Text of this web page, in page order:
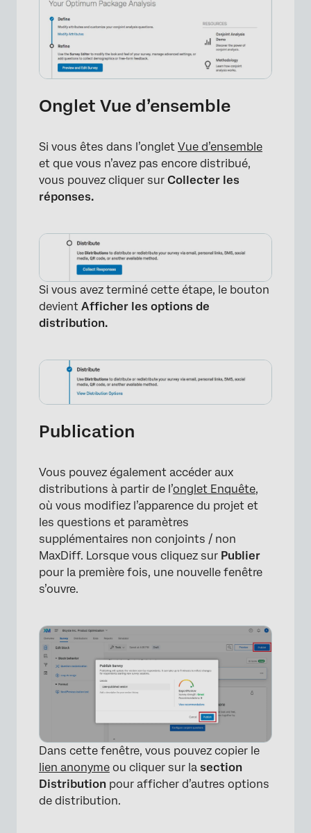
×
Onglet Vue d’ensemble
Si vous êtes dans l’onglet Vue d’ensemble
et que vous n’avez pas encore distribué,
vous pouvez cliquer sur Collecter les
réponses.
×
Si vous avez terminé cette étape, le bouton
devient Afficher les options de
distribution.
×
Publication
Vous pouvez également accéder aux
distributions à partir de l’onglet Enquête,
où vous modifiez l’apparence du projet et
les questions et paramètres
supplémentaires non conjoints / non
MaxDiff. Lorsque vous cliquez sur Publier
pour la première fois, une nouvelle fenêtre
s’ouvre.
Dans cette fenêtre, vous pouvez copier le
lien anonyme ou cliquer sur la section
Distribution pour afficher d’autres options
de distribution.